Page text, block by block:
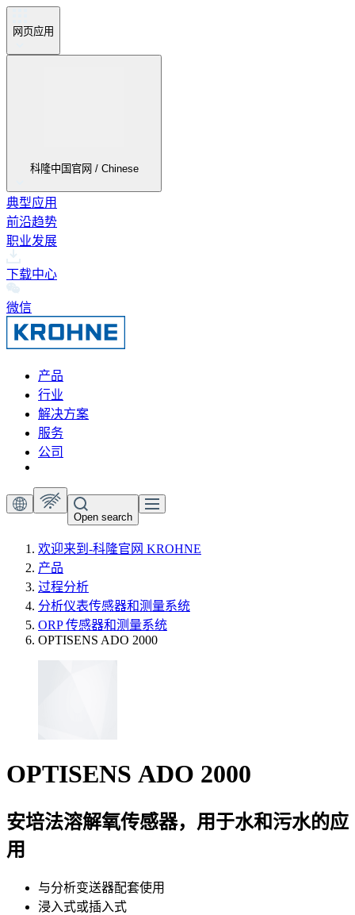
网页应用
科隆中国官网 / Chinese
典型应用
前沿趋势
职业发展
下载中心
微信
产品
行业
解决方案
服务
公司
Open search
欢迎来到-科隆官网 KROHNE
产品
过程分析
分析仪表传感器和测量系统
ORP 传感器和测量系统
OPTISENS ADO 2000
OPTISENS ADO 2000
安培法溶解氧传感器，用于水和污水的应
用
与分析变送器配套使用
浸入式或插入式